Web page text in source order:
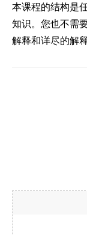
本课程的结构是
知识。您也不需
解释和详尽的解释